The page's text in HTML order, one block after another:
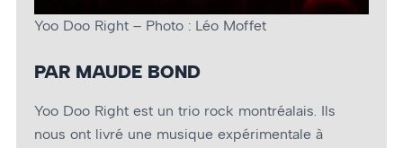
Yoo Doo Right – Photo : Léo Moffet
PAR MAUDE BOND
Yoo Doo Right est un trio rock montréalais. Ils
nous ont livré une musique expérimentale à